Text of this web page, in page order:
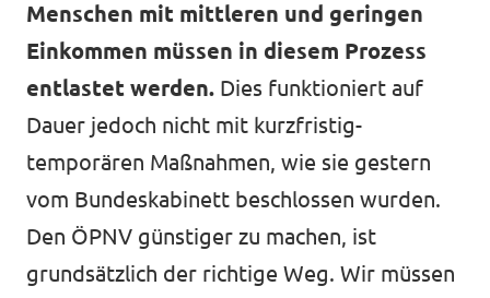
Menschen mit mittleren und geringen
Einkommen müssen in diesem Prozess
entlastet werden. Dies funktioniert auf
Dauer jedoch nicht mit kurzfristig-
temporären Maßnahmen, wie sie gestern
vom Bundeskabinett beschlossen wurden.
Den ÖPNV günstiger zu machen, ist
grundsätzlich der richtige Weg. Wir müssen